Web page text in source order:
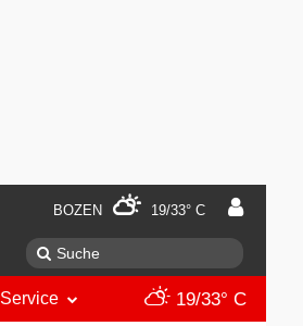
BOZEN 19/33° C
Service 19/33° C